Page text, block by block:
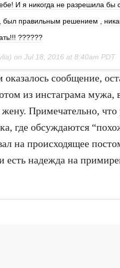
И я никогда не разрешила бы
был правильным решением ,
??????
on Jul 18, 2016 at 8:40am PDT
сообщение,
из инстаграма мужа,
Примечательно,
где обсуждаются
на происходящее
есть надежда на